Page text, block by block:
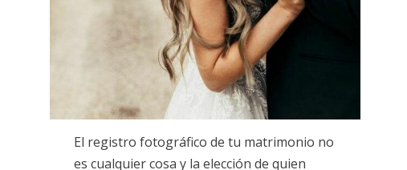
El registro fotográfico de tu matrimonio no
es cualquier cosa y la elección de quien